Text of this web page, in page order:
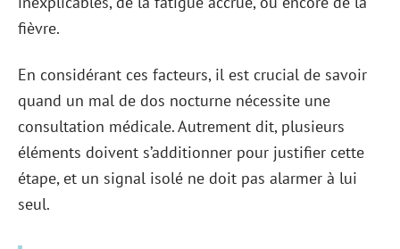
fièvre.
En considérant ces facteurs, il est crucial de savoir
quand un mal de dos nocturne nécessite une
consultation médicale. Autrement dit, plusieurs
éléments doivent s’additionner pour justifier cette
étape, et un signal isolé ne doit pas alarmer à lui
seul.